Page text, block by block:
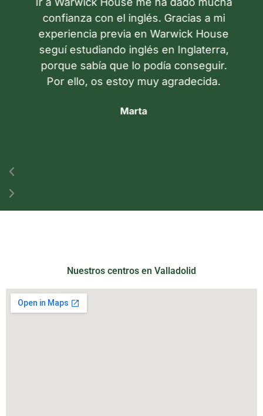
confianza con el inglés. Gracias a mi
experiencia previa en Warwick House
seguí estudiando inglés en Inglaterra,
porque sabía que lo podía conseguir.
Por ello, os estoy muy agradecida.
Marta
Nuestros centros en Valladolid